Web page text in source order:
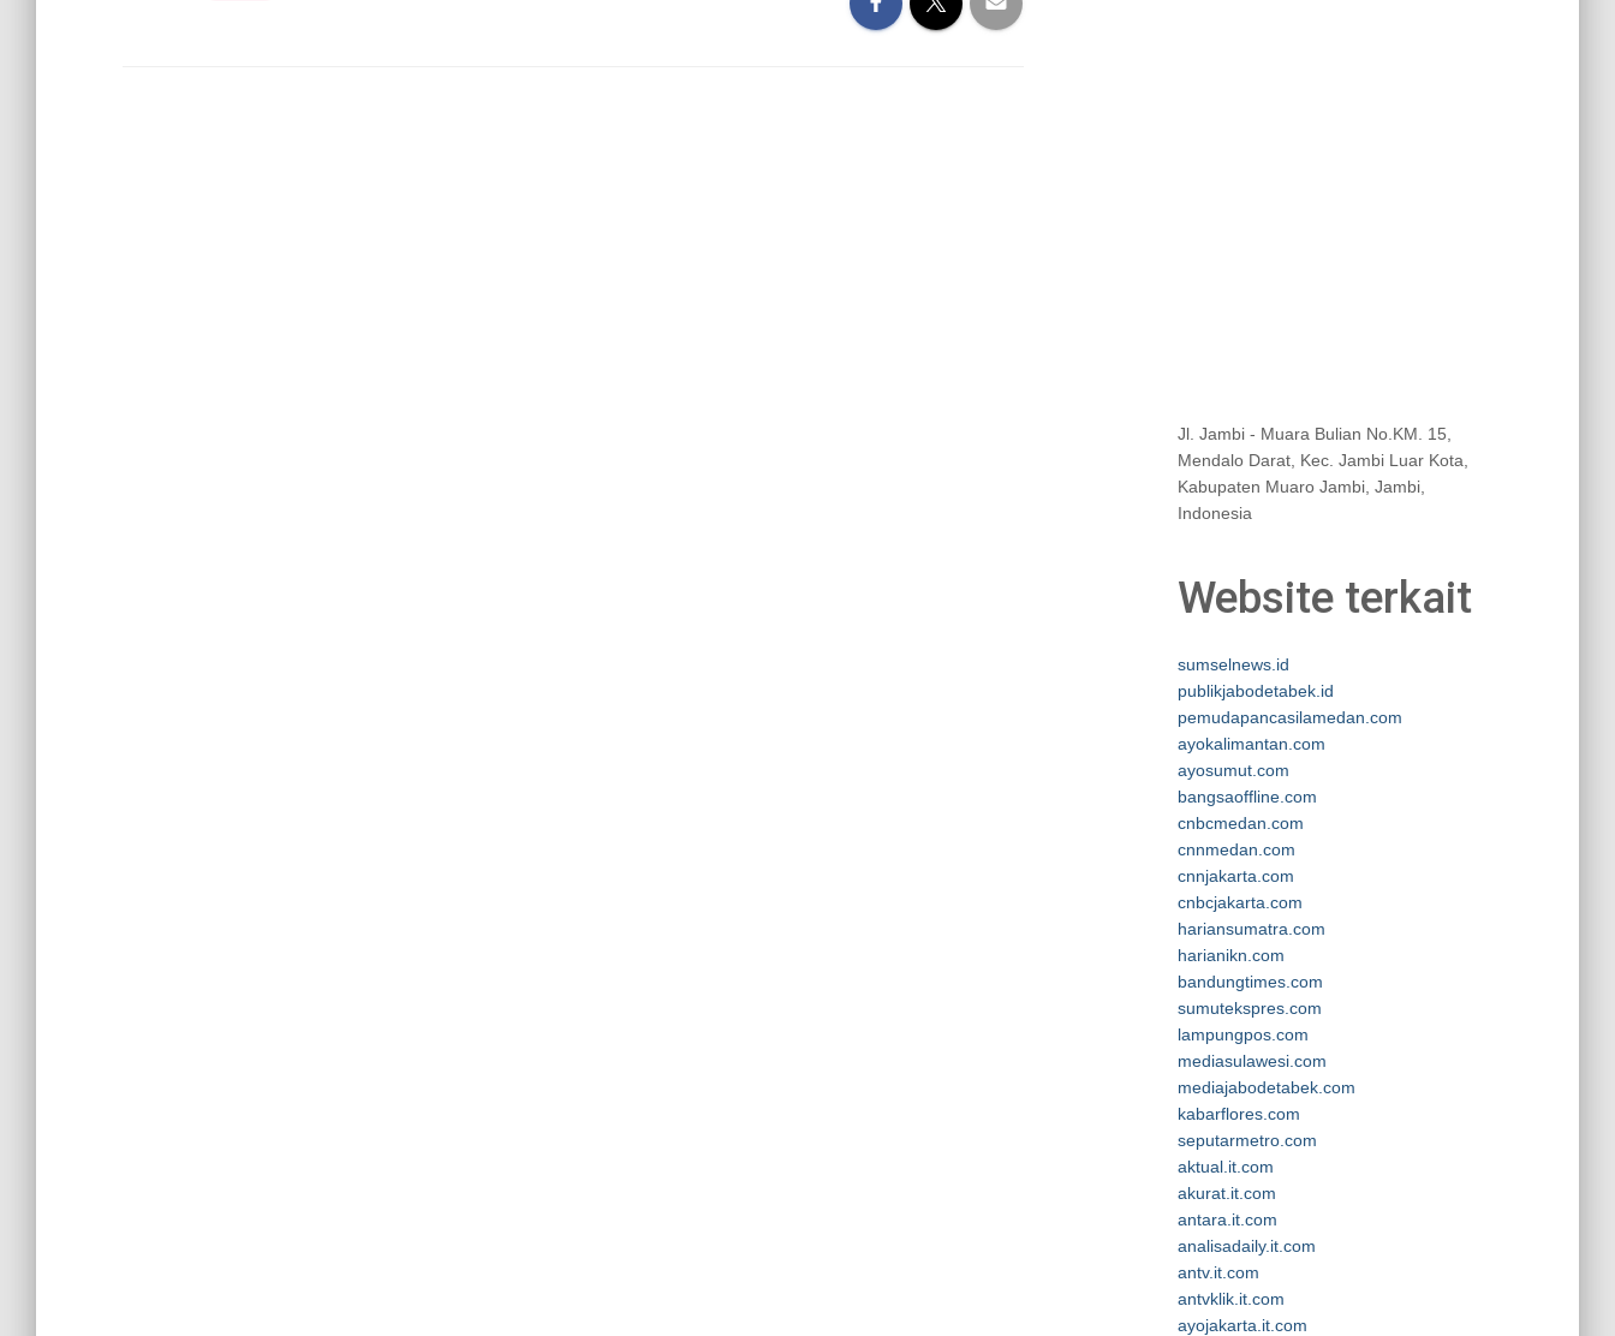
Jl. Jambi - Muara Bulian No.KM. 15,
Mendalo Darat, Kec. Jambi Luar Kota,
Kabupaten Muaro Jambi, Jambi,
Indonesia
Website terkait
sumselnews.id
publikjabodetabek.id
pemudapancasilamedan.com
ayokalimantan.com
ayosumut.com
bangsaoffline.com
cnbcmedan.com
cnnmedan.com
cnnjakarta.com
cnbcjakarta.com
hariansumatra.com
harianikn.com
bandungtimes.com
sumutekspres.com
lampungpos.com
mediasulawesi.com
mediajabodetabek.com
kabarflores.com
seputarmetro.com
aktual.it.com
akurat.it.com
antara.it.com
analisadaily.it.com
antv.it.com
antvklik.it.com
ayojakarta.it.com